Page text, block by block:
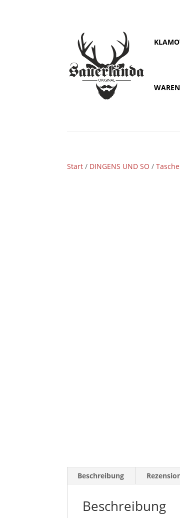
Start / DINGENS UND SO /
Beschreibung
Beschreibung